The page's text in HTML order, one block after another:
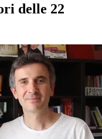
delle 22